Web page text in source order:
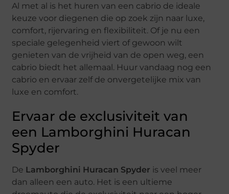
Al met al is het huren van een cabrio de ideale
keuze voor diegenen die op zoek zijn naar luxe,
comfort, rijervaring en flexibiliteit. Of je nu een
speciale gelegenheid viert of gewoon wilt
genieten van de vrijheid van de open weg, een
cabrio biedt het allemaal. Huur vandaag nog een
cabrio en ervaar zelf de onvergetelijke mix van
luxe en comfort.
Ervaar de exclusiviteit van
een Lamborghini Huracan
Spyder
De Lamborghini Huracan Spyder is veel meer
dan alleen een auto. Het is een ultieme